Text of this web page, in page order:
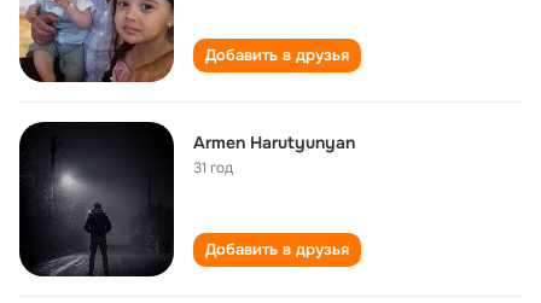
Добавить в друзья
Armen Harutyunyan
31 год
Добавить в друзья